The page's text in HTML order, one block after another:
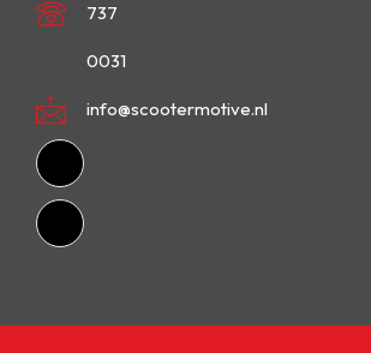
737
0031
info@scootermotive.nl